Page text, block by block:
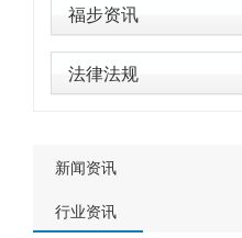
福步资讯
法律法规
新闻资讯
行业资讯